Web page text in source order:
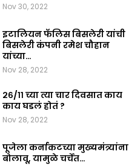
Nov 30, 2022
इटालियन फॅलिस बिसलेरी यांची
बिसलेरी कंपनी रमेश चौहान
यांच्या…
Nov 28, 2022
२६/११ च्या त्या चार दिवसात काय
काय घडलं होतं ?
Nov 28, 2022
पूजेला कर्नाकटच्या मुख्यमंत्र्यांना
बोलावू, यामुळे चर्चेत…